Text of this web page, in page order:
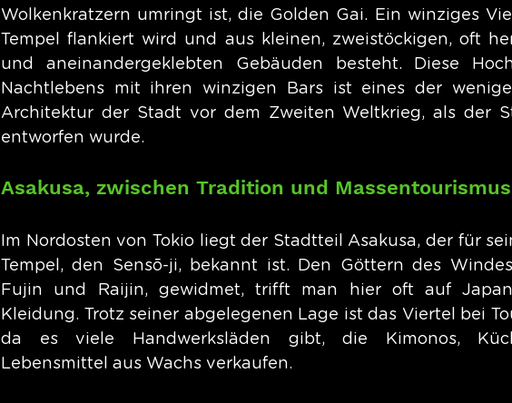
Wolkenkratzern umringt ist, die Golden Gai. Ein winziges
Tempel flankiert wird und aus kleinen, zweistöckigen, oft
und aneinandergeklebten Gebäuden besteht. Diese
Nachtlebens mit ihren winzigen Bars ist eines der
Architektur der Stadt vor dem Zweiten Weltkrieg, als der
entworfen wurde.
Asakusa, zwischen Tradition und Massentourismus
Im Nordosten von Tokio liegt der Stadtteil Asakusa, der für
Tempel, den Sensō-ji, bekannt ist. Den Göttern des
Fujin und Raijin, gewidmet, trifft man hier oft auf
Kleidung. Trotz seiner abgelegenen Lage ist das Viertel bei
da es viele Handwerksläden gibt, die Kimonos,
Lebensmittel aus Wachs verkaufen.